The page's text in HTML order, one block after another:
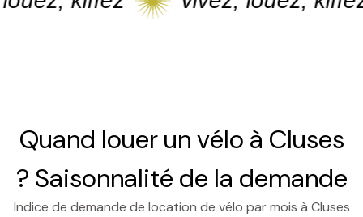
Quand louer un vélo à Cluses
? Saisonnalité de la demande
Indice de demande de location de vélo par mois à Cluses